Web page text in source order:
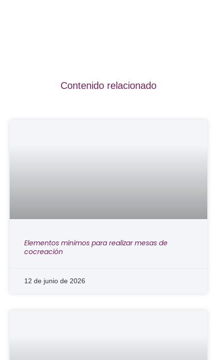
Contenido relacionado
Elementos mínimos para realizar mesas de
cocreación
12 de junio de 2026